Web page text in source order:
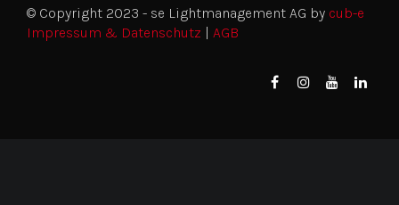
© Copyright 2023 - se Lightmanagement AG by cub-e
Impressum & Datenschutz | AGB